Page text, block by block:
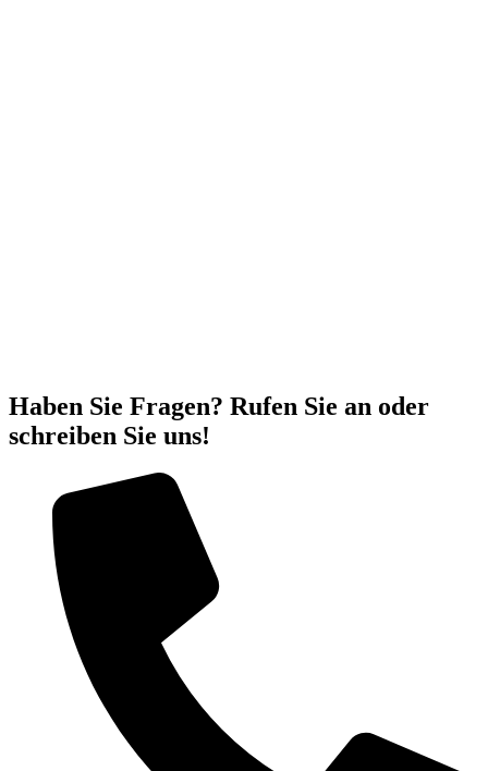
Haben Sie Fragen? Rufen Sie an oder
schreiben Sie uns!